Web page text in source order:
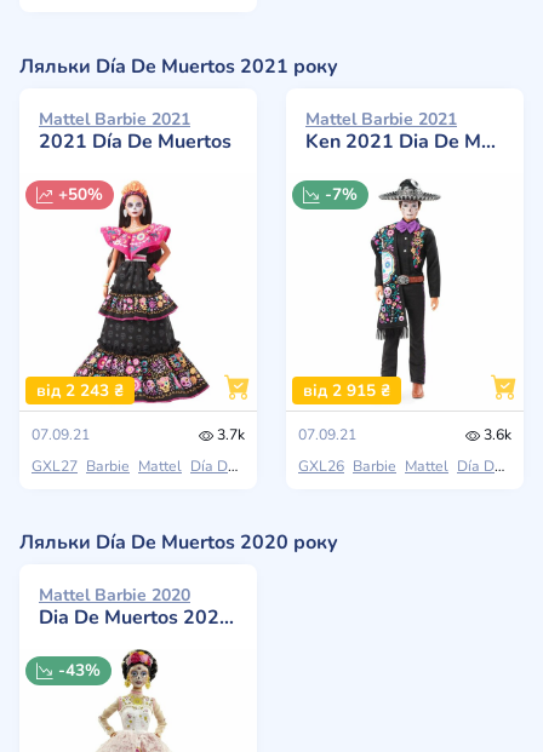
Ляльки Día De Muertos 2021 року
Mattel Barbie 2021
2021 Día De Muertos
+50%
від 2 243 ₴
07.09.21
3.7k
GXL27 Barbie Mattel Día De Muertos
Mattel Barbie 2021
Ken 2021 Dia De Muertos
-7%
від 2 915 ₴
07.09.21
3.6k
GXL26 Barbie Mattel Día De Muertos
Ляльки Día De Muertos 2020 року
Mattel Barbie 2020
Dia De Muertos 2020 in Embroidered Lace Dress
-43%